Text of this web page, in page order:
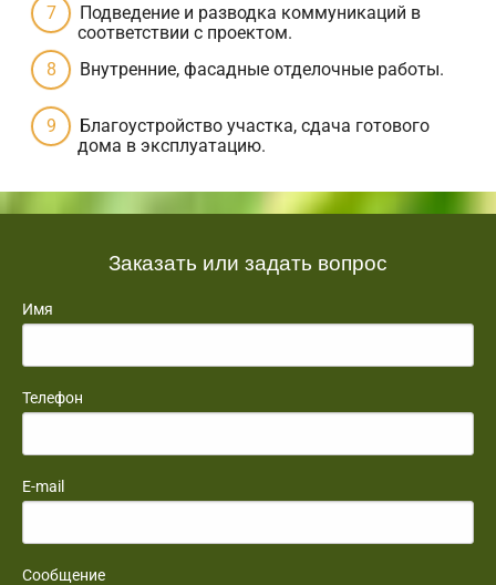
Подведение и разводка коммуникаций в
соответствии с проектом.
Внутренние, фасадные отделочные работы.
Благоустройство участка, сдача готового
дома в эксплуатацию.
Заказать или задать вопрос
Имя
Телефон
E-mail
Сообщение